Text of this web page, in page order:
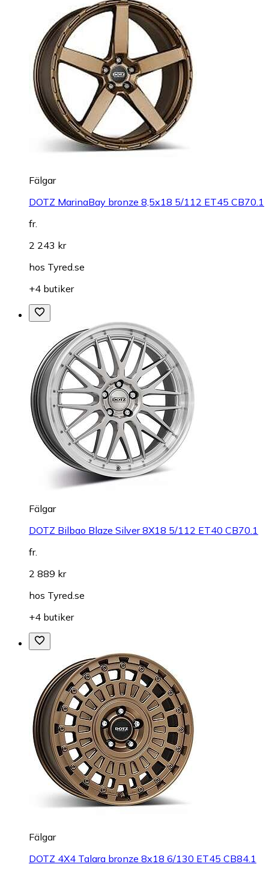
Fälgar
DOTZ MarinaBay bronze 8,5x18 5/112 ET45 CB70.1
fr.
2 243 kr
hos Tyred.se
+4 butiker
Fälgar
DOTZ Bilbao Blaze Silver 8X18 5/112 ET40 CB70.1
fr.
2 889 kr
hos Tyred.se
+4 butiker
Fälgar
DOTZ 4X4 Talara bronze 8x18 6/130 ET45 CB84.1